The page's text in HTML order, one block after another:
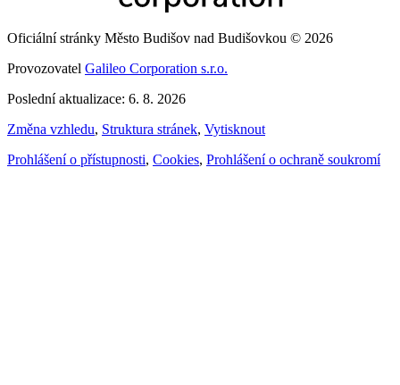
Oficiální stránky Město Budišov nad Budišovkou © 2026
Provozovatel Galileo Corporation s.r.o.
Poslední aktualizace: 6. 8. 2026
Změna vzhledu, Struktura stránek, Vytisknout
Prohlášení o přístupnosti, Cookies, Prohlášení o ochraně soukromí